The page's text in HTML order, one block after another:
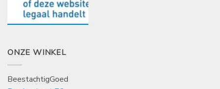
ONZE WINKEL
BeestachtigGoed